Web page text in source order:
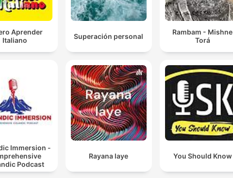
Aprender
Italiano
Superación personal
Rambam - Mishne
Torá
Immersion -
Podcast
Rayana laye You Should Know